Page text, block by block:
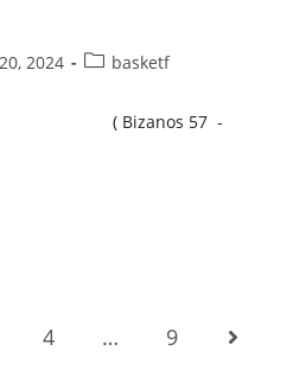
2024 basketf
! ( Bizanos 57 -
4 … 9